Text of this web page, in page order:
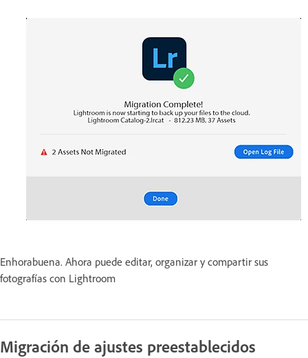
Enhorabuena. Ahora puede editar, organizar y compartir sus
fotografías con Lightroom
Migración de ajustes preestablecidos